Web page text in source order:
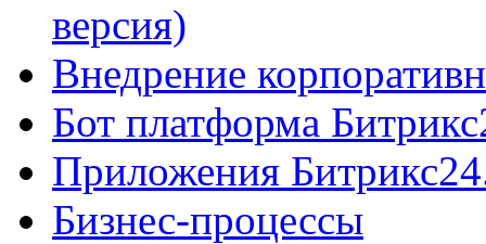
версия)
Внедрение
Бот платформа
Приложения
Бизнес-процессы